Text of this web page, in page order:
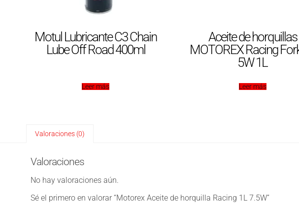
Motul Lubricante C3 Chain
Lube Off Road 400ml
Leer más
Aceite de horquillas
MOTOREX Racing
5W 1L
Leer más
Valoraciones (0)
Valoraciones
No hay valoraciones aún.
Sé el primero en valorar “Motorex Aceite de horquilla Racing 1L 7.5W”